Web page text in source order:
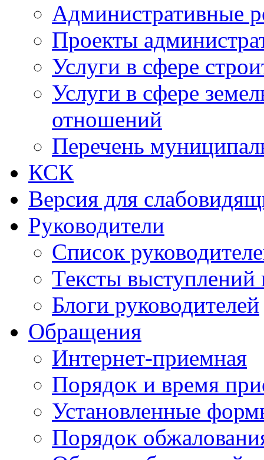
Административные
Проекты
Услуги в сфере
Услуги в сфере
отношений
Перечень
КСК
Версия для
Руководители
Список
Тексты выступлений
Блоги руководителей
Обращения
Интернет-приемная
Порядок и время
Установленные
Порядок